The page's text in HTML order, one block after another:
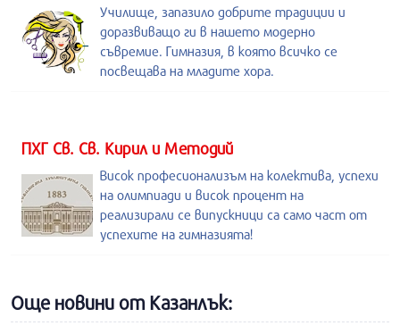
Училище, запазило добрите традиции и
доразвиващо ги в нашето модерно
съвремие. Гимназия, в която всичко се
посвещава на младите хора.
ПХГ Св. Св. Кирил и Методий
Висок професионализъм на колектива, успехи
на олимпиади и висок процент на
реализирали се випускници са само част от
успехите на гимназията!
Още новини от Казанлък: